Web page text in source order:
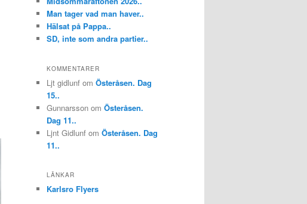
Man tager vad man haver..
Hälsat på Pappa..
SD, inte som andra partier..
KOMMENTARER
Ljt gidlunf om Österåsen. Dag
15..
Gunnarsson om Österåsen.
Dag 11..
Ljnt Gidlunf om Österåsen. Dag
11..
LÄNKAR
Karlsro Flyers